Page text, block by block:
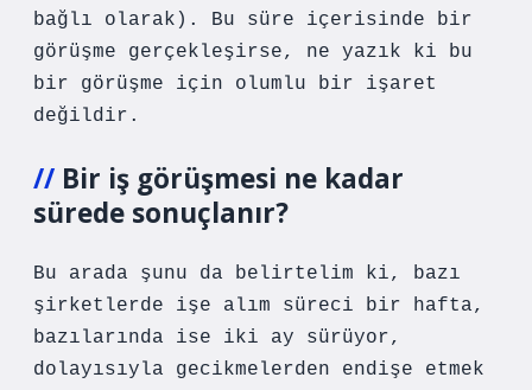
bağlı olarak). Bu süre içerisinde bir
görüşme gerçekleşirse, ne yazık ki bu
bir görüşme için olumlu bir işaret
değildir.
Bir iş görüşmesi ne kadar
sürede sonuçlanır?
Bu arada şunu da belirtelim ki, bazı
şirketlerde işe alım süreci bir hafta,
bazılarında ise iki ay sürüyor,
dolayısıyla gecikmelerden endişe etmek